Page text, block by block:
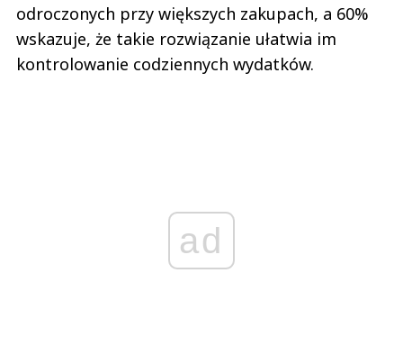
odroczonych przy większych zakupach, a 60%
wskazuje, że takie rozwiązanie ułatwia im
kontrolowanie codziennych wydatków.
ad